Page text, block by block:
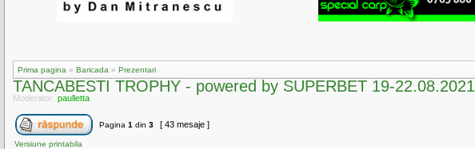
Prima pagina » Baricada » Prezentari
TANCABESTI TROPHY - powered by SUPERBET 19-22.08.2021
Moderator: paulletta
Pagina 1 din 3 [ 43 mesaje ]
Versiune printabila